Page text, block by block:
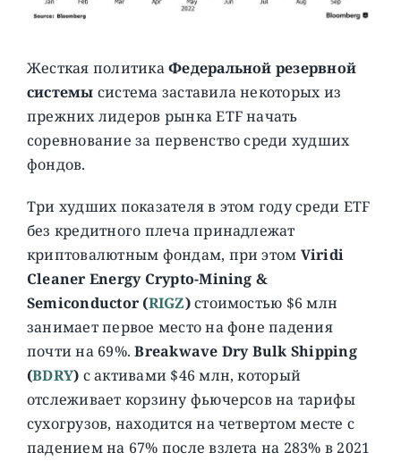
Жесткая политикаФедеральной резервной
системы система заставила некоторых из
прежних лидеров рынка ETF начать
cоревнование за первенство среди худших
фондов.
Три худших показателя в этом году среди ETF
без кредитного плеча принадлежат
криптовалютным фондам, при этом Viridi
Cleaner Energy Crypto-Mining &
Semiconductor (RIGZ)стоимостью $6 млн
занимает первое место на фоне падения
почти на 69%.Breakwave Dry Bulk Shipping
(BDRY) с активами $46 млн, который
отслеживает корзину фьючерсов на тарифы
сухогрузов, находится на четвертом месте с
падением на 67% после взлета на 283% в 2021